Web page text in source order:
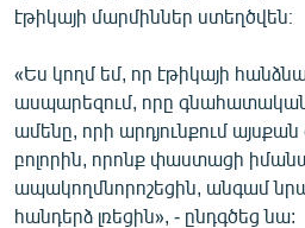
էթիկայի մարմիններ ստեղծվեն։
«Ես կողմ եմ, որ էթիկայի
ասպարեզում, որը
ամենը, որի արդյունքում
բոլորին, որոնք փաստացի
ապակողմնորոշեցին, անգամ
հանդերձ լռեցին», - ընդգծեց նա: